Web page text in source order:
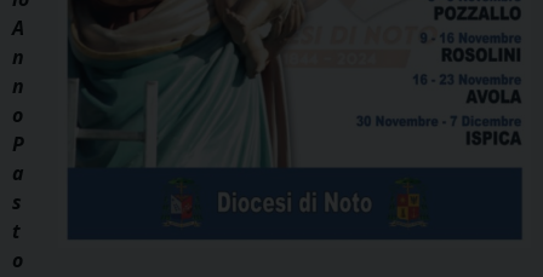
A
n
n
o
P
a
s
t
o